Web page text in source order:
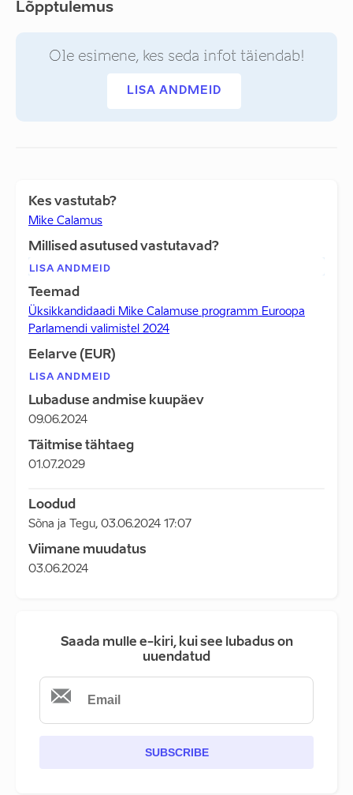
Lõpptulemus
Ole esimene, kes seda infot täiendab!
LISA ANDMEID
Kes vastutab?
Mike Calamus
Millised asutused vastutavad?
LISA ANDMEID
Teemad
Üksikkandidaadi Mike Calamuse programm Euroopa
Parlamendi valimistel 2024
Eelarve (EUR)
LISA ANDMEID
Lubaduse andmise kuupäev
09.06.2024
Täitmise tähtaeg
01.07.2029
Loodud
Sõna ja Tegu, 03.06.2024 17:07
Viimane muudatus
03.06.2024
Saada mulle e-kiri, kui see lubadus on
uuendatud
SUBSCRIBE